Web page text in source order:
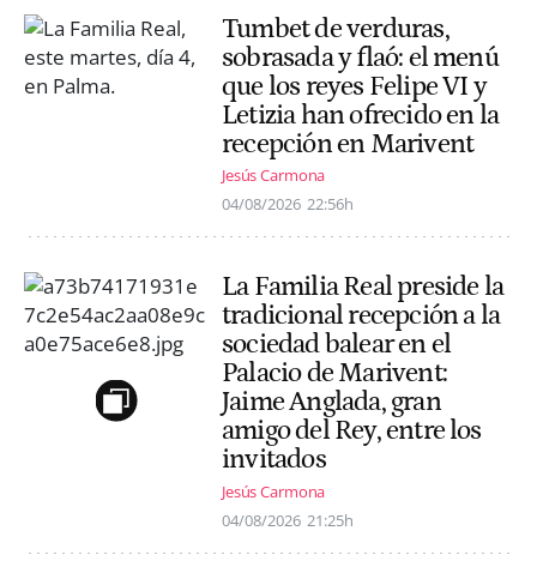
Tumbet de verduras,
sobrasada y flaó: el menú
que los reyes Felipe VI y
Letizia han ofrecido en la
recepción en Marivent
Jesús Carmona
04/08/2026 22:56h
La Familia Real preside la
tradicional recepción a la
sociedad balear en el
Palacio de Marivent:
Jaime Anglada, gran
amigo del Rey, entre los
invitados
Jesús Carmona
04/08/2026 21:25h